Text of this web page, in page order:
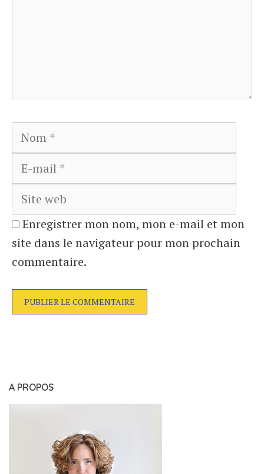
Nom
Enregistrer mon nom, mon e-mail et mon
site dans le navigateur pour mon prochain
commentaire.
A PROPOS